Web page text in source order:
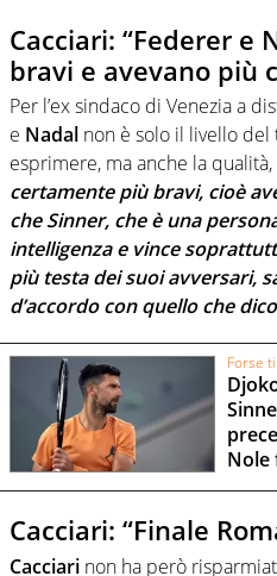
Cacciari: “Federer e
bravi e avevano più
Per l’ex sindaco di Venezia a
e Nadal non è solo il livello
esprimere, ma anche la qualità,
certamente più bravi, cioè
che Sinner, che è una
intelligenza e vince
più testa dei suoi avversari,
d’accordo con quello che dico
Forse
Nole
Cacciari: “Finale
Cacciari non ha però